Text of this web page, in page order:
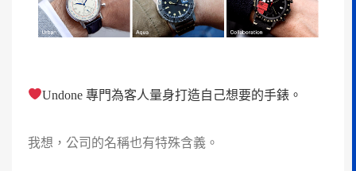
Undone 專門為客人量身打造自己想要的手錶。
我想，公司的名稱也有特殊含義。